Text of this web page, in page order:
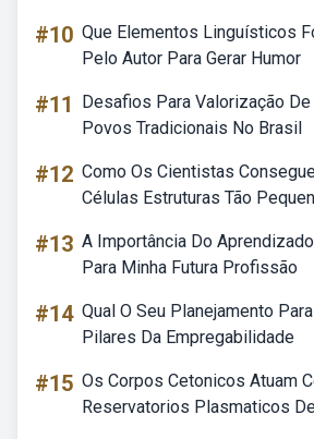
#10 Que Elementos Linguísticos
Pelo Autor Para Gerar Humor
#11
Desafios Para Valorização
Povos Tradicionais No Brasil
#12 Como Os Cientistas
Células Estruturas Tão
#13 A Importância Do
Para Minha Futura Profissão
#14 Qual O Seu Planejamento
Pilares Da Empregabilidade
#15 Os Corpos Cetonicos Atuam
Reservatorios Plasmaticos